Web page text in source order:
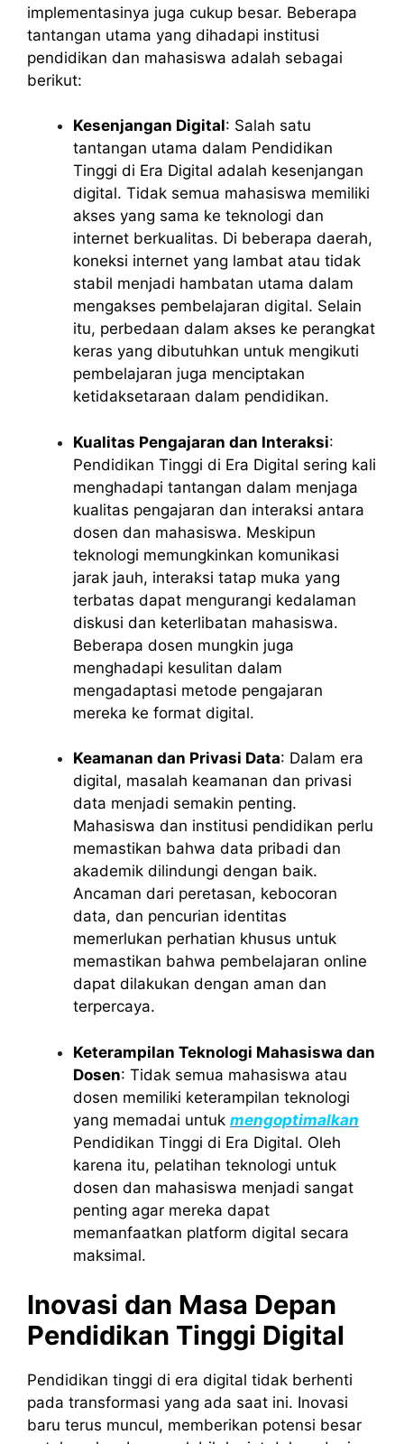
implementasinya juga cukup besar. Beberapa
tantangan utama yang dihadapi institusi
pendidikan dan mahasiswa adalah sebagai
berikut:
Kesenjangan Digital: Salah satu
tantangan utama dalam Pendidikan
Tinggi di Era Digital adalah kesenjangan
digital. Tidak semua mahasiswa memiliki
akses yang sama ke teknologi dan
internet berkualitas. Di beberapa daerah,
koneksi internet yang lambat atau tidak
stabil menjadi hambatan utama dalam
mengakses pembelajaran digital. Selain
itu, perbedaan dalam akses ke perangkat
keras yang dibutuhkan untuk mengikuti
pembelajaran juga menciptakan
ketidaksetaraan dalam pendidikan.
Kualitas Pengajaran dan Interaksi:
Pendidikan Tinggi di Era Digital sering kali
menghadapi tantangan dalam menjaga
kualitas pengajaran dan interaksi antara
dosen dan mahasiswa. Meskipun
teknologi memungkinkan komunikasi
jarak jauh, interaksi tatap muka yang
terbatas dapat mengurangi kedalaman
diskusi dan keterlibatan mahasiswa.
Beberapa dosen mungkin juga
menghadapi kesulitan dalam
mengadaptasi metode pengajaran
mereka ke format digital.
Keamanan dan Privasi Data: Dalam era
digital, masalah keamanan dan privasi
data menjadi semakin penting.
Mahasiswa dan institusi pendidikan perlu
memastikan bahwa data pribadi dan
akademik dilindungi dengan baik.
Ancaman dari peretasan, kebocoran
data, dan pencurian identitas
memerlukan perhatian khusus untuk
memastikan bahwa pembelajaran online
dapat dilakukan dengan aman dan
terpercaya.
Keterampilan Teknologi Mahasiswa dan
Dosen: Tidak semua mahasiswa atau
dosen memiliki keterampilan teknologi
yang memadai untuk mengoptimalkan
Pendidikan Tinggi di Era Digital. Oleh
karena itu, pelatihan teknologi untuk
dosen dan mahasiswa menjadi sangat
penting agar mereka dapat
memanfaatkan platform digital secara
maksimal.
Inovasi dan Masa Depan
Pendidikan Tinggi Digital
Pendidikan tinggi di era digital tidak berhenti
pada transformasi yang ada saat ini. Inovasi
baru terus muncul, memberikan potensi besar